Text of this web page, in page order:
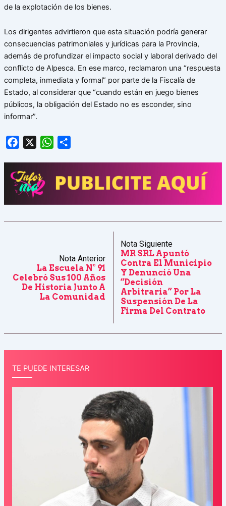
de la explotación de los bienes.
Los dirigentes advirtieron que esta situación podría generar
consecuencias patrimoniales y jurídicas para la Provincia,
además de profundizar el impacto social y laboral derivado del
conflicto de Alpesca. En ese marco, reclamaron una “respuesta
completa, inmediata y formal” por parte de la Fiscalía de
Estado, al considerar que “cuando están en juego bienes
públicos, la obligación del Estado no es esconder, sino
informar”.
Facebook WhatsApp
Nota Anterior
La Escuela N° 91
Celebró Sus 100 Años
De Historia Junto A
La Comunidad
Nota Siguiente
MR SRL Apuntó
Contra El Municipio
Y Denunció Una
“decisión
Arbitraria” Por La
Suspensión De La
Firma Del Contrato
TE PUEDE INTERESAR